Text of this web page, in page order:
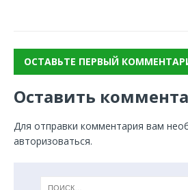
ОСТАВЬТЕ ПЕРВЫЙ
Оставить
Для отправки комментария вам
авторизоваться.